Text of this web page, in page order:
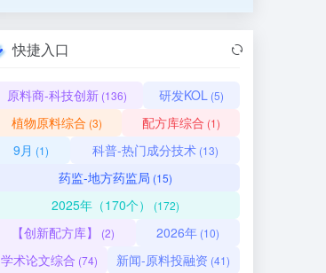
快捷入口
原料商-科技创新 (136) 研发KOL (5)
植物原料综合 (3) 配方库综合 (1)
9月 (1) 科普-热门成分技术(13)
药监-地方药监局 (15)
2025年（170个） (172)
【创新配方库】 (2) 2026年(10)
学术论文综合 (74) 新闻-原料投融资 (41)